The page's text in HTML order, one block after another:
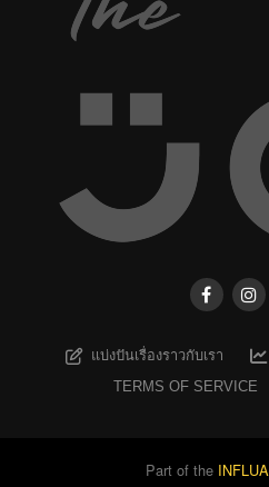
แบ่งปันเรื่องราวกับเรา
TERMS OF SERVICE
Part of the